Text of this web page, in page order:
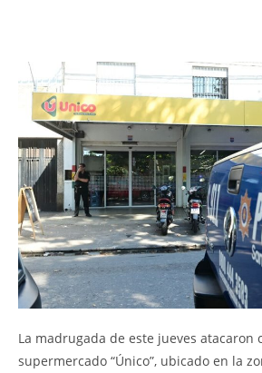
La madrugada de este jueves atacaron
supermercado “Único”, ubicado en la